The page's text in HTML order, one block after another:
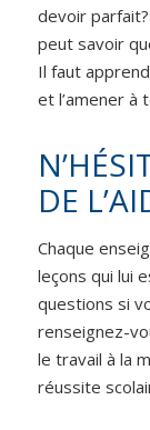
devoir parfait?
peut savoir
Il faut
et l’amener à
DE
Chaque
leçons qui lui
questions si
renseignez-
le travail à la
réussite